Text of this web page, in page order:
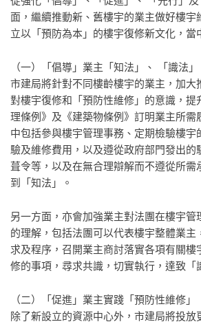
面，繼續推動新、舊樓宇的業主做好樓宇
立以「預防為本」的樓宇復修新文化，當
（一）「倡導」業主「知法」、 「識法」
市建局將針對不同樓齡樓宇的業主，加大
對樓宇復修和「預防性維修」的意識，提
理條例》及《建築物條例》訂明業主所需
中包括參與樓宇管理事務、定期檢驗樓宇
驗及維修費用，以及遵從政府部門發出的
葺令等，以及在無合理辯解而不遵從所需
到「知法」。
另一方面，亦會加強業主對法團在樓宇管
的理解，包括法團可以代表樓宇整體業主
求及程序，召開業主商討落實各項有關樓
修的事項，尋求共識，切實執行，達致「
（二）「促進」業主實踐「預防性維修」
除了新設立的資源中心外，市建局將投放